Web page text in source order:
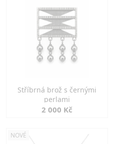
Stříbrná brož s černými
perlami
2 000 Kč
NOVÉ